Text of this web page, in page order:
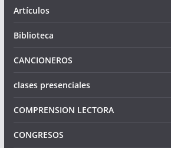
Artículos
Biblioteca
CANCIONEROS
clases presenciales
COMPRENSION LECTORA
CONGRESOS